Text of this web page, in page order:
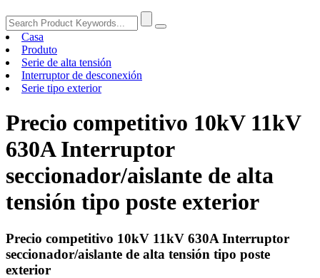
Casa
Produto
Serie de alta tensión
Interruptor de desconexión
Serie tipo exterior
Precio competitivo 10kV 11kV
630A Interruptor
seccionador/aislante de alta
tensión tipo poste exterior
Precio competitivo 10kV 11kV 630A Interruptor
seccionador/aislante de alta tensión tipo poste
exterior